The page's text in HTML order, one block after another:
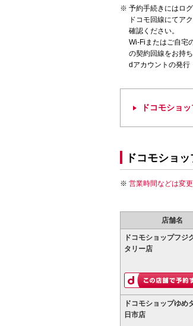
予約手続きにはロ
ドコモ回線にてア
確認ください。
Wi-Fiまたはご自宅
の契約回線をお持
dアカウントの発行
ドコモショ
ドコモショッ
営業時間などは変
店舗名
ドコモショップフジ
タリー店
ドコモショップゆめ
日市店